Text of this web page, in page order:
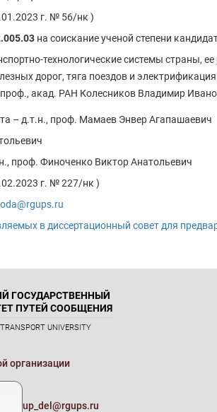
г. № 56/нк )
на соискание ученой степени
технологические системы страны,
дорог, тяга поездов и
проф., акад. РАН Колесников Владимир
– д.т.н., проф. Мамаев Энвер Агапашаевич
проф. Финоченко Виктор Анатольевич
г. № 227/нк )
в диссертационный совет для
ГОСУДАРСТВЕННЫЙ
ПУТЕЙ СООБЩЕНИЯ
UNIVERSITY
организации
up_del@rgups.ru